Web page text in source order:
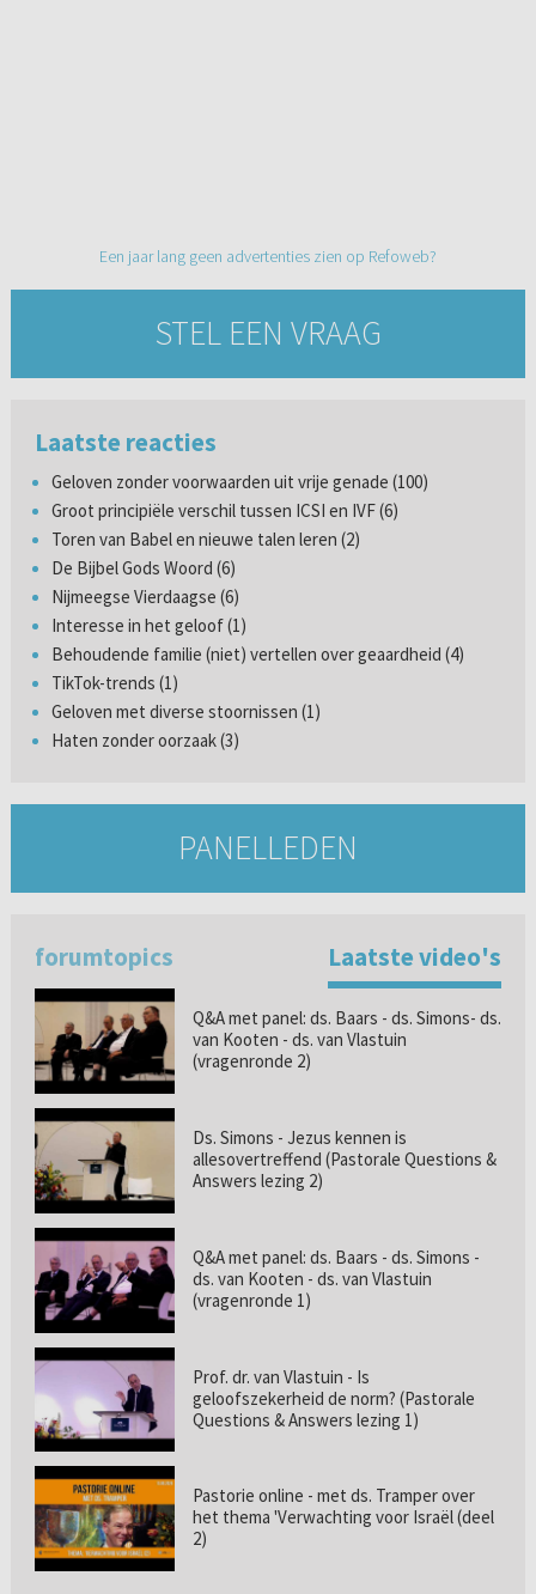
Een jaar lang geen advertenties zien op Refoweb?
STEL EEN VRAAG
Laatste reacties
Geloven zonder voorwaarden uit vrije genade (100)
Groot principiële verschil tussen ICSI en IVF (6)
Toren van Babel en nieuwe talen leren (2)
De Bijbel Gods Woord (6)
Nijmeegse Vierdaagse (6)
Interesse in het geloof (1)
Behoudende familie (niet) vertellen over geaardheid (4)
TikTok-trends (1)
Geloven met diverse stoornissen (1)
Haten zonder oorzaak (3)
PANELLEDEN
forumtopics Laatste video's
Q&A met panel: ds. Baars - ds. Simons- ds.
van Kooten - ds. van Vlastuin
(vragenronde 2)
Ds. Simons - Jezus kennen is
allesovertreffend (Pastorale Questions &
Answers lezing 2)
Q&A met panel: ds. Baars - ds. Simons -
ds. van Kooten - ds. van Vlastuin
(vragenronde 1)
Prof. dr. van Vlastuin - Is
geloofszekerheid de norm? (Pastorale
Questions & Answers lezing 1)
Pastorie online - met ds. Tramper over
het thema 'Verwachting voor Israël (deel
2)